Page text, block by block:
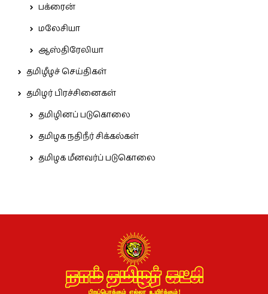
பக்ரைன்
மலேசியா
ஆஸ்திரேலியா
தமிழீழச் செய்திகள்
தமிழர் பிரச்சினைகள்
தமிழினப் படுகொலை
தமிழக நதிநீர் சிக்கல்கள்
தமிழக மீனவர்ப் படுகொலை